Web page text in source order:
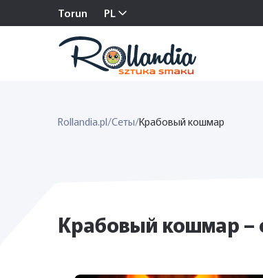
Torun PL
Rollandia.pl/Сеты/Крабовый кошмар
Крабовый кошмар –